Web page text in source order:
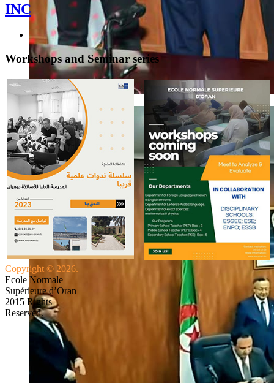
INC
Workshops and Seminar series
Copyright © 2026.
Ecole Normale
Supérieure d’Oran
2015 Rights
Reserved.